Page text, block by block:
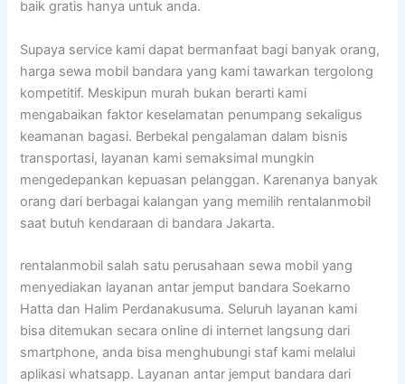
baik gratis hanya untuk anda.
Supaya service kami dapat bermanfaat bagi banyak orang,
harga sewa mobil bandara yang kami tawarkan tergolong
kompetitif. Meskipun murah bukan berarti kami
mengabaikan faktor keselamatan penumpang sekaligus
keamanan bagasi. Berbekal pengalaman dalam bisnis
transportasi, layanan kami semaksimal mungkin
mengedepankan kepuasan pelanggan. Karenanya banyak
orang dari berbagai kalangan yang memilih rentalanmobil
saat butuh kendaraan di bandara Jakarta.
rentalanmobil salah satu perusahaan sewa mobil yang
menyediakan layanan antar jemput bandara Soekarno
Hatta dan Halim Perdanakusuma. Seluruh layanan kami
bisa ditemukan secara online di internet langsung dari
smartphone, anda bisa menghubungi staf kami melalui
aplikasi whatsapp. Layanan antar jemput bandara dari